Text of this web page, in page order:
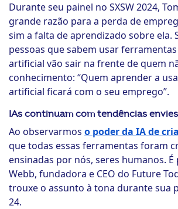
Durante seu painel no SXSW 2024,
grande razão para a perda de
sim a falta de aprendizado sobre ela.
pessoas que sabem usar
artificial vão sair na frente de quem
conhecimento: “Quem aprender a
artificial ficará com o seu emprego”.
IAs continuam com tendências
Ao observarmos o poder da IA de
que todas essas ferramentas foram
ensinadas por nós, seres humanos.
Webb, fundadora e CEO do Future
trouxe o assunto à tona durante sua
24.